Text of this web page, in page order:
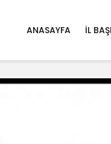
ANASAYFA İL